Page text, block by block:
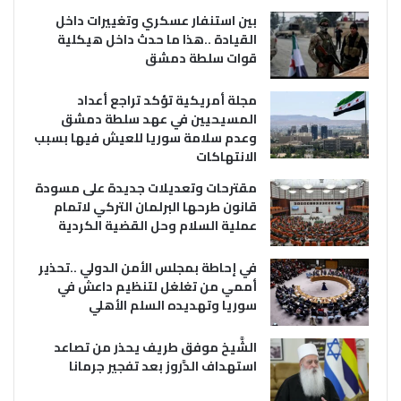
بين استنفار عسكري وتغييرات داخل
القيادة ..هذا ما حدث داخل هيكلية
قوات سلطة دمشق
مجلة أمريكية تؤكد تراجع أعداد
المسيحيين في عهد سلطة دمشق
وعدم سلامة سوريا للعيش فيها بسبب
الانتهاكات
مقترحات وتعديلات جديدة على مسودة
قانون طرحها البرلمان التركي لاتمام
عملية السلام وحل القضية الكردية
في إحاطة بمجلس الأمن الدولي ..تحذير
أممي من تغلغل لتنظيم داعش في
سوريا وتهديده السلم الأهلي
الشَّيخ موفق طريف يحذر من تصاعد
استهداف الدَّروز بعد تفجير جرمانا